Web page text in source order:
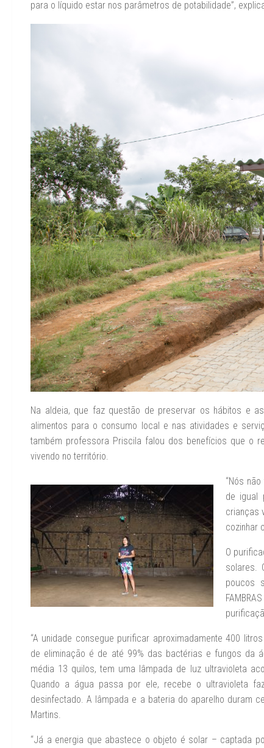
para o líquido estar nos parâmetros de potabilidade”,
Na aldeia, que faz questão de preservar os hábitos e
alimentos para o consumo local e nas atividades e
também professora Priscila falou dos benefícios que o
vivendo no território.
“Nós
de igual
crianças
cozinhar
O
solares.
poucos
“A unidade consegue purificar aproximadamente 400
de eliminação é de até 99% das bactérias e fungos da
média 13 quilos, tem uma lâmpada de luz ultravioleta
Quando a água passa por ele, recebe o ultravioleta
desinfectado. A lâmpada e a bateria do aparelho duram
Martins.
“Já a energia que abastece o objeto é solar – captada